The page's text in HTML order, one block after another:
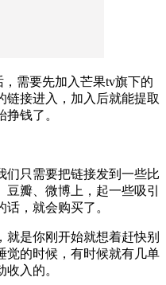
需要先加入芒果tv旗下的
链接进入，加入后就能提取
钱了。
们只需要把链接发到一些比
瓣、微博上，起一些吸引
，就会购买了。
是你刚开始就想着赶快别
觉的时候，有时候就有几单
入的。